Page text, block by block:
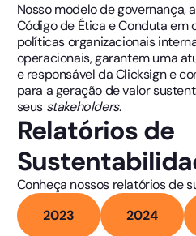
Nosso modelo de governança,
Código de Ética e Conduta em
políticas organizacionais
operacionais, garantem uma
e responsável da Clicksign e
para a geração de valor
seus stakeholders.
Relatórios de
Conheça nossos relatórios de
2023
2024